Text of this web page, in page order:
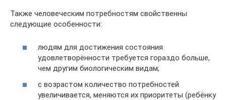
Также человеческим потребностям свойственны
следующие особенности:
людям для достижения состояния
удовлетворённости требуется гораздо больше,
чем другим биологическим видам;
с возрастом количество потребностей
увеличивается, меняются их приоритеты (ребёнку